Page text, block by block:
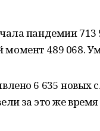
пандемии 713
489 068.
6 635 новых
за это же